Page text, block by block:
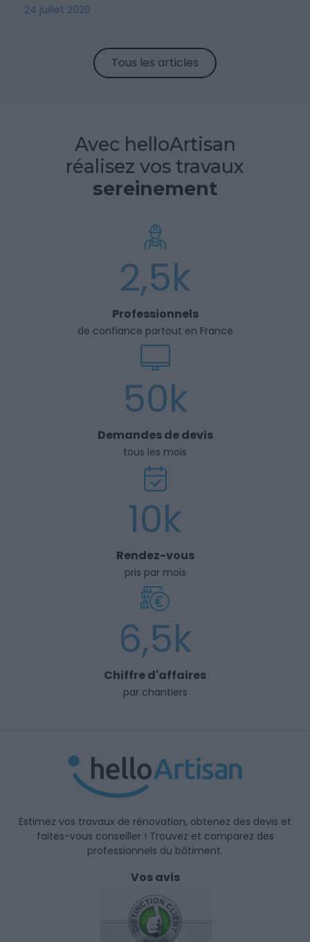
24 juillet 2020
Tous les articles
Avec helloArtisan
réalisez vos travaux
sereinement
2,5k
Professionnels
de confiance partout en France
50k
Demandes de devis
tous les mois
10k
Rendez-vous
pris par mois
6,5k
Chiffre d'affaires
par chantiers
Estimez vos travaux de rénovation, obtenez des devis et
faites-vous conseiller ! Trouvez et comparez des
professionnels du bâtiment.
Vos avis